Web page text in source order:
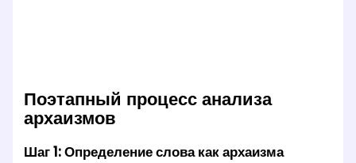
Поэтапный процесс анализа
архаизмов
Шаг 1: Определение слова как архаизма